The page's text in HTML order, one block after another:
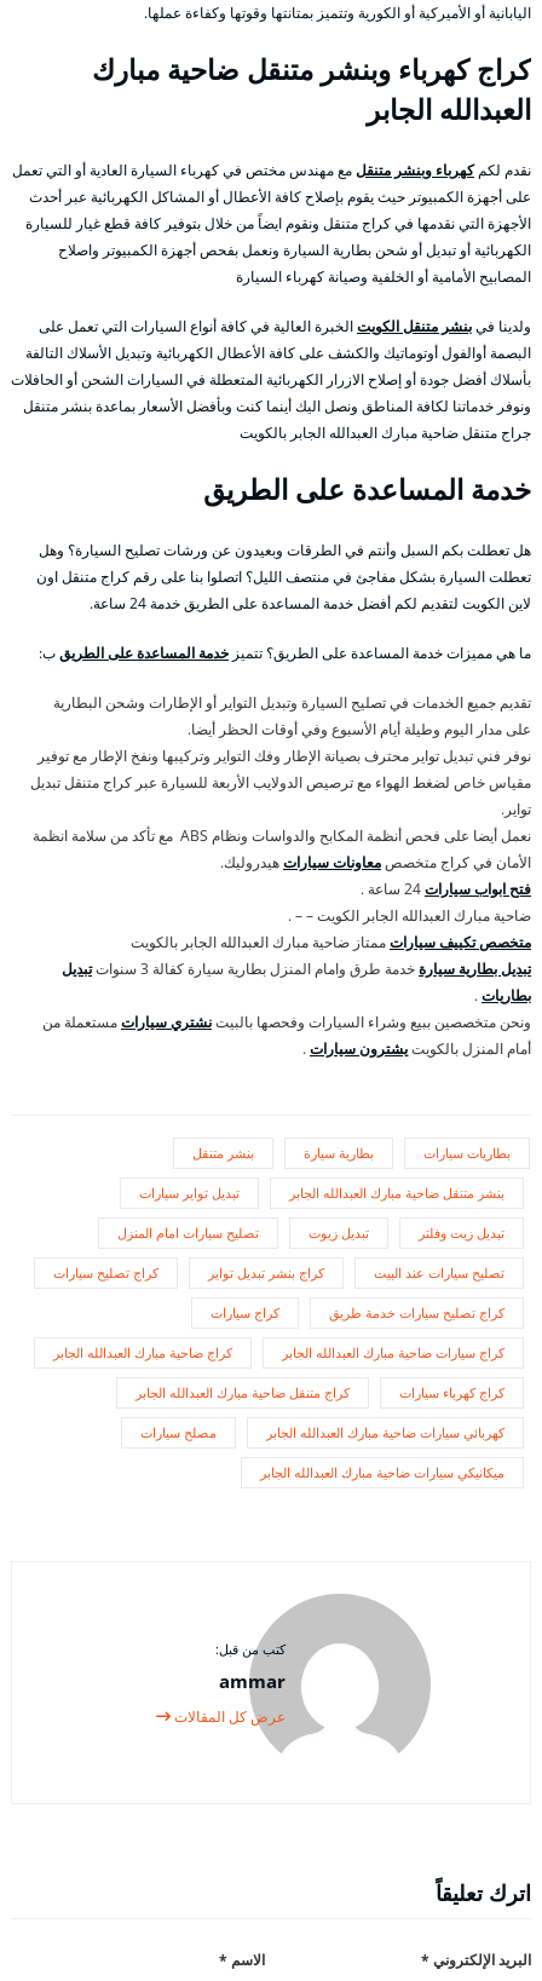
اليابانية أو الأميركية أو الكورية وتتميز بمتانتها وقوتها وكفاءة عملها.
كراج كهرباء وبنشر متنقل ضاحية مبارك
العبدالله الجابر
نقدم لكمكهرباء وبنشر متنقلمع مهندس مختص في كهرباء السيارة العادية أو التي تعمل
على أجهزة الكمبيوتر حيث يقوم بإصلاح كافة الأعطال أو المشاكل الكهربائية عبر أحدث
الأجهزة التي نقدمها في كراج متنقل ونقوم ايضاً من خلال بتوفير كافة قطع غيار للسيارة
الكهربائية أو تبديل أو شحن بطارية السيارة ونعمل بفحص أجهزة الكمبيوتر واصلاح
المصابيح الأمامية أو الخلفية وصيانة كهرباء السيارة
ولدينا فيبنشر متنقل الكويتالخبرة العالية في كافة أنواع السيارات التي تعمل على
البصمة أوالفول أوتوماتيك والكشف على كافة الأعطال الكهربائية وتبديل الأسلاك التالفة
بأسلاك أفضل جودة أو إصلاح الازرار الكهربائية المتعطلة في السيارات الشحن أو الحافلات
ونوفر خدماتنا لكافة المناطق ونصل اليك أينما كنت وبأفضل الأسعار بماعدة بنشر متنقل
جراج متنقل ضاحية مبارك العبدالله الجابر بالكويت
خدمة المساعدة على الطريق
هل تعطلت بكم السبل وأنتم في الطرقات وبعيدون عن ورشات تصليح السيارة؟ وهل
تعطلت السيارة بشكل مفاجئ في منتصف الليل؟ اتصلوا بنا على رقم كراج متنقل اون
لاين الكويت لتقديم لكم أفضل خدمة المساعدة على الطريق خدمة 24 ساعة.
ما هي مميزات خدمة المساعدة على الطريق؟ تتميز خدمة المساعدة على الطريقب:
تقديم جميع الخدمات في تصليح السيارة وتبديل التواير أو الإطارات وشحن البطارية
على مدار اليوم وطيلة أيام الأسبوع وفي أوقات الحظر أيضا.
نوفر فني تبديل تواير محترف بصيانة الإطار وفك التواير وتركيبها ونفخ الإطار مع توفير
مقياس خاص لضغط الهواء مع ترصيص الدولايب الأربعة للسيارة عبر كراج متنقل تبديل
تواير.
نعمل أيضا على فحص أنظمة المكابح والدواسات ونظام ABS مع تأكد من سلامة انظمة
الأمان في كراج متخصصمعاونات سياراتهيدروليك.
فتح ابواب سيارات
ضاحية مبارك العبدالله الجابر الكويت – – .
متخصص تكييف سياراتممتاز ضاحية مبارك العبدالله الجابر بالكويت
تبديل بطارية سيارةخدمة طرق وامام المنزل بطارية سيارة كفالة 3 سنوات
تبديل
بطاريات.
ونحن متخصصين ببيع وشراء السيارات وفحصها بالبيتنشتري سياراتمستعملة من
أمام المنزل بالكويتيشترون سيارات.
بطاريات سيارات بطارية سيارة بنشر متنقل
بنشر متنقل ضاحية مبارك العبدالله الجابر تبديل تواير سيارات
تبديل زيت وفلتر تبديل زيوت تصليح سيارات امام المنزل
تصليح سيارات عند البيت كراج بنشر تبديل تواير كراج تصليح سيارات
كراج تصليح سيارات خدمة طريق كراج سيارات
كراج سيارات ضاحية مبارك العبدالله الجابر كراج ضاحية مبارك العبدالله الجابر
كراج كهرباء سيارات كراج متنقل ضاحية مبارك العبدالله الجابر
كهربائي سيارات ضاحية مبارك العبدالله الجابر مصلح سيارات
ميكانيكي سيارات ضاحية مبارك العبدالله الجابر
كتب من قبل:
ammar
عرض كل المقالات
اترك تعليقاً
الاسم * البريد الإلكتروني *